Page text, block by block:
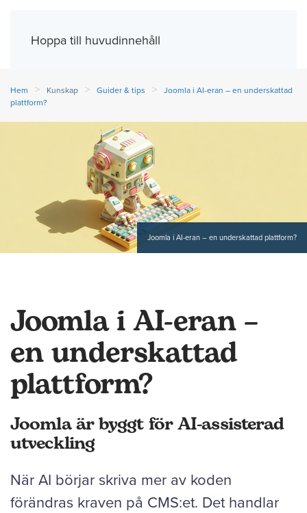
Hoppa till huvudinnehåll
Hem Kunskap Guider & tips
Joomla i AI-eran – en underskattad
plattform?
Joomla i AI-eran – en underskattad plattform?
Joomla i AI-eran –
en underskattad
plattform?
Joomla är byggt för AI-assisterad
utveckling
När AI börjar skriva mer av koden
förändras kraven på CMS:et. Det handlar